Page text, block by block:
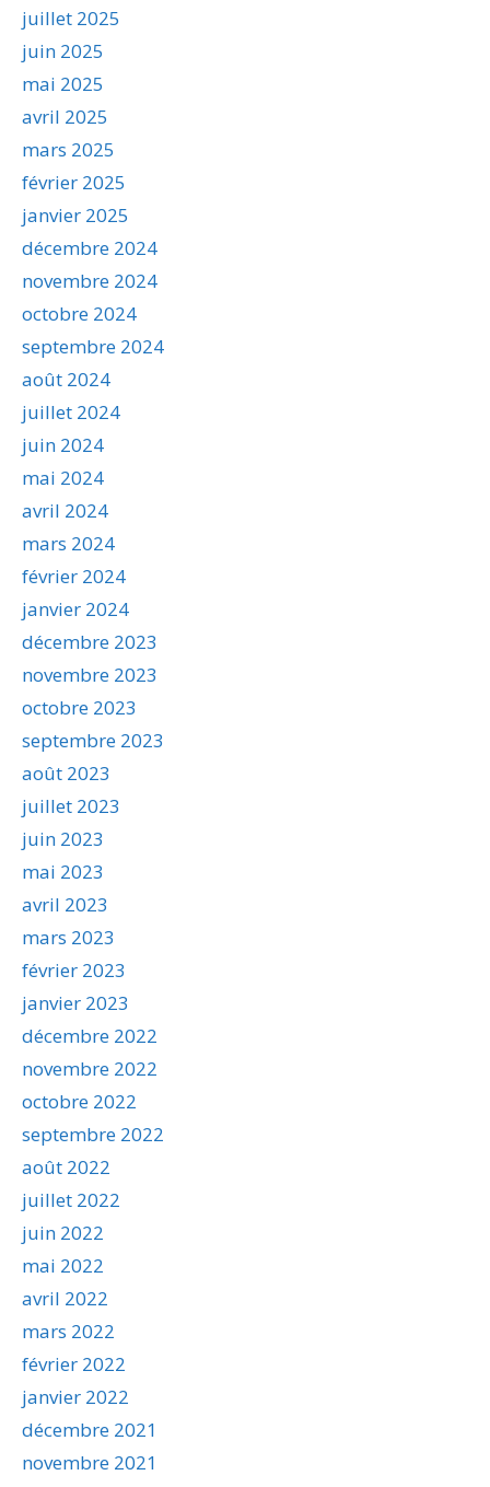
juillet 2025
juin 2025
mai 2025
avril 2025
mars 2025
février 2025
janvier 2025
décembre 2024
novembre 2024
octobre 2024
septembre 2024
août 2024
juillet 2024
juin 2024
mai 2024
avril 2024
mars 2024
février 2024
janvier 2024
décembre 2023
novembre 2023
octobre 2023
septembre 2023
août 2023
juillet 2023
juin 2023
mai 2023
avril 2023
mars 2023
février 2023
janvier 2023
décembre 2022
novembre 2022
octobre 2022
septembre 2022
août 2022
juillet 2022
juin 2022
mai 2022
avril 2022
mars 2022
février 2022
janvier 2022
décembre 2021
novembre 2021